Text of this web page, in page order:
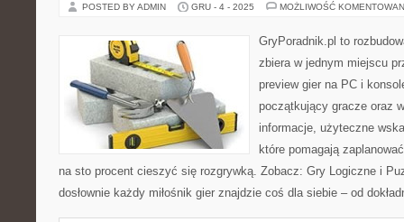
POSTED BY ADMIN GRU - 4 - 2025 MOŻLIWOŚĆ
GryPoradnik.pl to
zbiera w jednym miejscu
preview gier na PC i
początkujący gracze oraz
informacje, użyteczne
które pomagają
na sto procent cieszyć się rozgrywką. Zobacz: Gry Logiczne i
dosłownie każdy miłośnik gier znajdzie coś dla siebie – od